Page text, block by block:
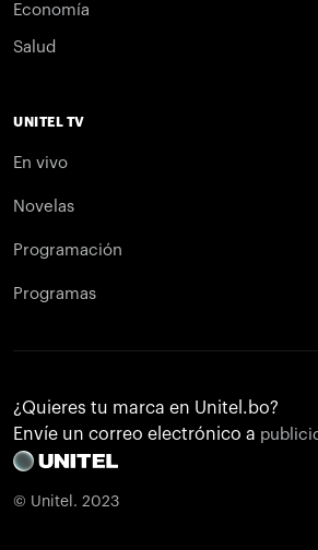
Economía
Salud
UNITEL TV
En vivo
Novelas
Programación
Programas
¿Quieres tu marca en Unitel.bo?
Envíe un correo electrónico a
© Unitel. 2023